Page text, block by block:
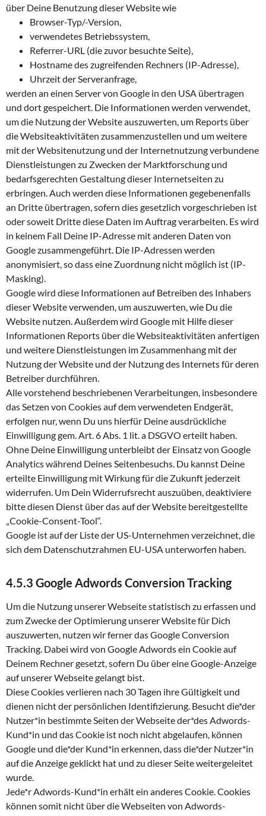
über Deine Benutzung dieser Website wie
Browser-Typ/-Version,
verwendetes Betriebssystem,
Referrer-URL (die zuvor besuchte Seite),
Hostname des zugreifenden Rechners (IP-Adresse),
Uhrzeit der Serveranfrage,
werden an einen Server von Google in den USA übertragen
und dort gespeichert. Die Informationen werden verwendet,
um die Nutzung der Website auszuwerten, um Reports über
die Websiteaktivitäten zusammenzustellen und um weitere
mit der Websitenutzung und der Internetnutzung verbundene
Dienstleistungen zu Zwecken der Marktforschung und
bedarfsgerechten Gestaltung dieser Internetseiten zu
erbringen. Auch werden diese Informationen gegebenenfalls
an Dritte übertragen, sofern dies gesetzlich vorgeschrieben ist
oder soweit Dritte diese Daten im Auftrag verarbeiten. Es wird
in keinem Fall Deine IP-Adresse mit anderen Daten von
Google zusammengeführt. Die IP-Adressen werden
anonymisiert, so dass eine Zuordnung nicht möglich ist (IP-
Masking).
Google wird diese Informationen auf Betreiben des Inhabers
dieser Website verwenden, um auszuwerten, wie Du die
Website nutzen. Außerdem wird Google mit Hilfe dieser
Informationen Reports über die Websiteaktivitäten anfertigen
und weitere Dienstleistungen im Zusammenhang mit der
Nutzung der Website und der Nutzung des Internets für deren
Betreiber durchführen.
Alle vorstehend beschriebenen Verarbeitungen, insbesondere
das Setzen von Cookies auf dem verwendeten Endgerät,
erfolgen nur, wenn Du uns hierfür Deine ausdrückliche
Einwilligung gem. Art. 6 Abs. 1 lit. a DSGVO erteilt haben.
Ohne Deine Einwilligung unterbleibt der Einsatz von Google
Analytics während Deines Seitenbesuchs. Du kannst Deine
erteilte Einwilligung mit Wirkung für die Zukunft jederzeit
widerrufen. Um Dein Widerrufsrecht auszuüben, deaktiviere
bitte diesen Dienst über das auf der Website bereitgestellte
„Cookie-Consent-Tool“.
Google ist auf der Liste der US-Unternehmen verzeichnet, die
sich dem Datenschutzrahmen EU-USA unterworfen haben.
4.5.3 Google Adwords Conversion Tracking
Um die Nutzung unserer Webseite statistisch zu erfassen und
zum Zwecke der Optimierung unserer Website für Dich
auszuwerten, nutzen wir ferner das Google Conversion
Tracking. Dabei wird von Google Adwords ein Cookie auf
Deinem Rechner gesetzt, sofern Du über eine Google-Anzeige
auf unserer Webseite gelangt bist.
Diese Cookies verlieren nach 30 Tagen ihre Gültigkeit und
dienen nicht der persönlichen Identifizierung. Besucht die*der
Nutzer*in bestimmte Seiten der Webseite der*des Adwords-
Kund*in und das Cookie ist noch nicht abgelaufen, können
Google und die*der Kund*in erkennen, dass die*der Nutzer*in
auf die Anzeige geklickt hat und zu dieser Seite weitergeleitet
wurde.
Jede*r Adwords-Kund*in erhält ein anderes Cookie. Cookies
können somit nicht über die Webseiten von Adwords-